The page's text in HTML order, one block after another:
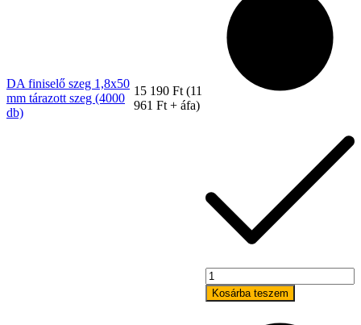
DA finiselő szeg 1,8x50
mm tárazott szeg (4000
db)
15 190 Ft (11
961 Ft + áfa)
tárazott
(4000
mennyiség
DA
finiselő
szeg
Kosárba teszem